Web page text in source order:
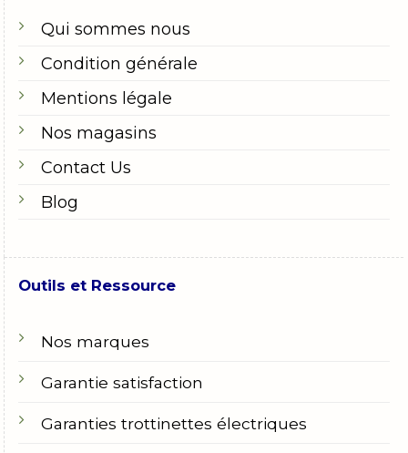
Qui sommes nous
Condition générale
Mentions légale
Nos magasins
Contact Us
Blog
Outils et Ressource
Nos marques
Garantie satisfaction
Garanties trottinettes électriques